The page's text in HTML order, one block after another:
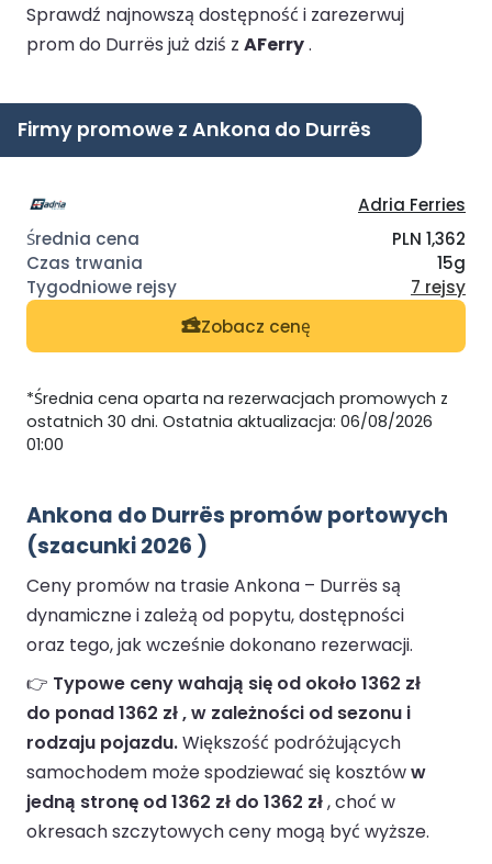
Sprawdź najnowszą dostępność i zarezerwuj
prom do Durrës już dziś z AFerry.
Firmy promowe z Ankona do Durrës
Adria Ferries
PLN 1,362
15g
7 rejsy
Zobacz cenę
*Średnia cena oparta na rezerwacjach promowych z
ostatnich 30 dni. Ostatnia aktualizacja: 06/08/2026
01:00
Ankona do Durrës promów portowych
(szacunki 2026 )
Ceny promów na trasie Ankona – Durrës są
dynamiczne i zależą od popytu, dostępności
oraz tego, jak wcześnie dokonano rezerwacji.
👉 Typowe ceny wahają się od około 1362 zł
do ponad 1362 zł , w zależności od sezonu i
rodzaju pojazdu.Większość podróżujących
samochodem może spodziewać się kosztóww
jedną stronę od 1362 zł do 1362 zł, choć w
okresach szczytowych ceny mogą być wyższe.